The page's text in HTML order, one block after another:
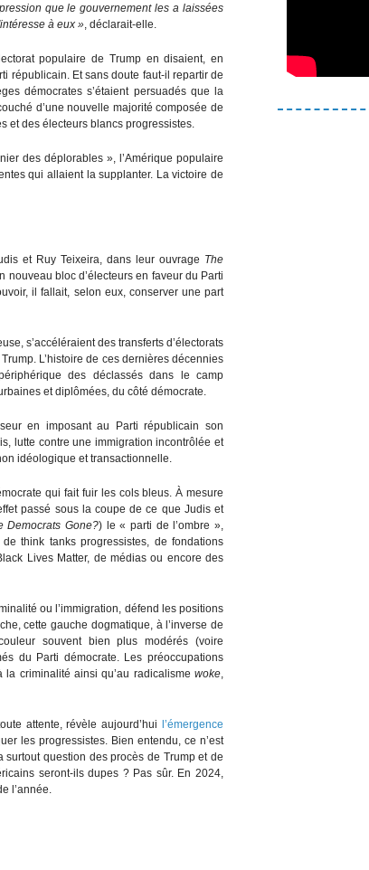
que le gouvernement les a laissées
à eux », déclarait-elle.
populaire de Trump en disaient, en
républicain. Et sans doute faut-il repartir de
démocrates s’étaient persuadés que la
d’une nouvelle majorité composée de
et des électeurs blancs progressistes.
des déplorables », l’Amérique populaire
qui allaient la supplanter. La victoire de
et Ruy Teixeira, dans leur ouvrage The
nouveau bloc d’électeurs en faveur du Parti
il fallait, selon eux, conserver une part
s’accéléraient des transferts d’électorats
L’histoire de ces dernières décennies
des déclassés dans le camp
et diplômées, du côté démocrate.
en imposant au Parti républicain son
lutte contre une immigration incontrôlée et
idéologique et transactionnelle.
qui fait fuir les cols bleus. À mesure
passé sous la coupe de ce que Judis et
Democrats Gone?) le « parti de l’ombre »,
think tanks progressistes, de fondations
Lives Matter, de médias ou encore des
ou l’immigration, défend les positions
cette gauche dogmatique, à l’inverse de
souvent bien plus modérés (voire
du Parti démocrate. Les préoccupations
criminalité ainsi qu’au radicalisme woke,
attente, révèle aujourd’hui l’émergence
les progressistes. Bien entendu, ce n’est
question des procès de Trump et de
seront-ils dupes ? Pas sûr. En 2024,
l’année.